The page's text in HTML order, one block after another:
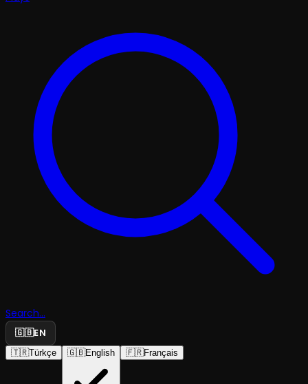
Search...
🇬🇧EN
🇹🇷Türkçe 🇬🇧English 🇫🇷Français